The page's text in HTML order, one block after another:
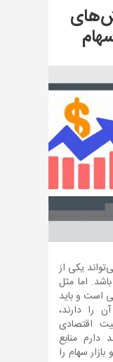
یکی از
اما مثل
است و باید
را دارند،
اقتصادی
دارم منابع
سهام را